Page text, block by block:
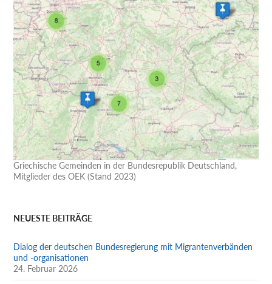
Griechische Gemeinden in der Bundesrepublik Deutschland,
Mitglieder des OEK (Stand 2023)
NEUESTE BEITRÄGE
Dialog der deutschen Bundesregierung mit Migrantenverbänden
und -organisationen
24. Februar 2026